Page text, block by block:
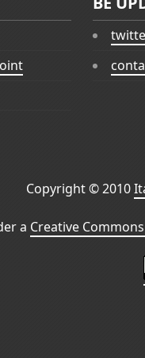
Copyright © 2010
a Creative